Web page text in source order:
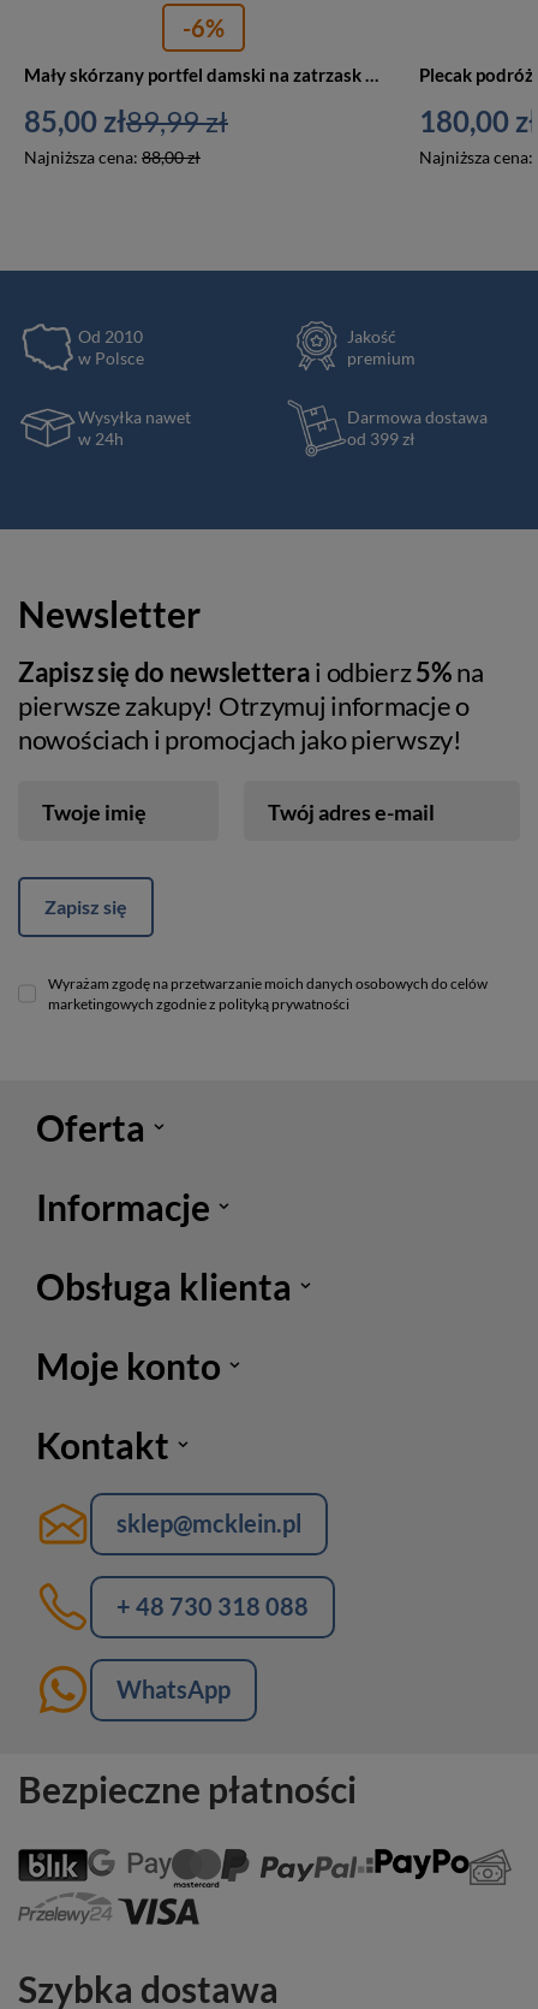
-6%
Mały skórzany portfel damski na zatrzask czerwony — Peterson RD-AL5617-GCL
85,00 zł
Najniższa cena: 88,00 zł
89,99 zł 180,00 zł
Najniższa cena:
Od 2010
w Polsce
Jakość
premium
Wysyłka nawet
w 24h
Darmowa dostawa
od 399 zł
Newsletter
Zapisz się do newsletterai odbierz5%na
pierwsze zakupy! Otrzymuj informacje o
nowościach i promocjach jako pierwszy!
Twoje imię Twój adres e-mail
Zapisz się
Wyrażam zgodę na przetwarzanie moich danych osobowych do celów
marketingowych zgodnie z polityką prywatności
Oferta
Informacje
Obsługa klienta
Moje konto
Kontakt
sklep@mcklein.pl
+ 48 730 318 088
WhatsApp
Bezpieczne płatności
Szybka dostawa